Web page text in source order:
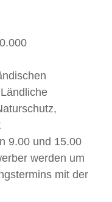
9.00 und 15.00
werden um
mit der